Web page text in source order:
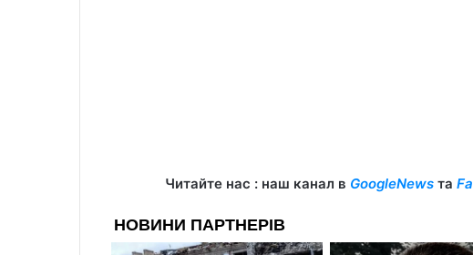
Читайте нас : наш канал в GoogleNewsта